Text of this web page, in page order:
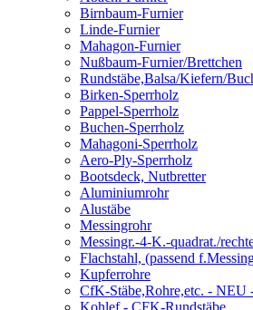
Birnbaum-Furnier
Linde-Furnier
Mahagon-Furnier
Nußbaum-Furnier/Brettchen
Rundstäbe,Balsa/Kiefern/
Birken-Sperrholz
Pappel-Sperrholz
Buchen-Sperrholz
Mahagoni-Sperrholz
Aero-Ply-Sperrholz
Bootsdeck, Nutbretter
Aluminiumrohr
Alustäbe
Messingrohr
Messingr.-4-K.-quadrat./
Flachstahl, (passend
Kupferrohre
CfK-Stäbe,Rohre,etc. - NEU
Kohlef.-,CFK-Rundstäbe